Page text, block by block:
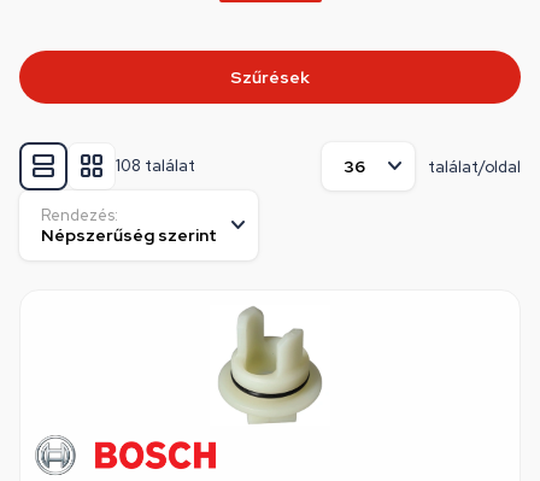
108 találat találat/oldal
Rendezés:
Szűrések